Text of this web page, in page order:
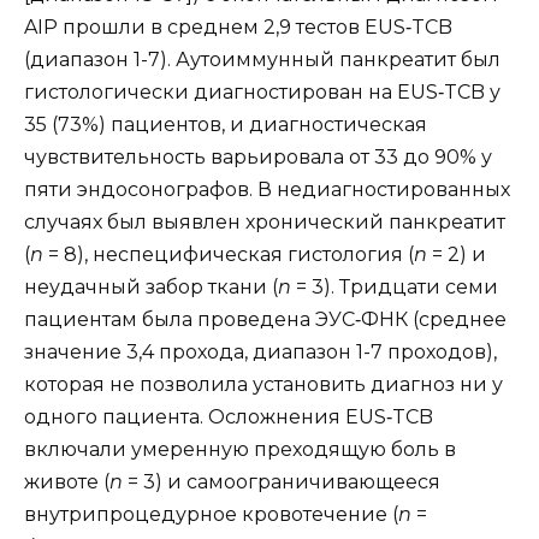
AIP прошли в среднем 2,9 тестов EUS‐TCB
(диапазон 1-7). Аутоиммунный панкреатит был
гистологически диагностирован на EUS‐TCB у
35 (73%) пациентов, и диагностическая
чувствительность варьировала от 33 до 90% у
пяти эндосонографов. В недиагностированных
случаях был выявлен хронический панкреатит
(n = 8), неспецифическая гистология (n = 2) и
неудачный забор ткани (n = 3). Тридцати семи
пациентам была проведена ЭУС‐ФНК (среднее
значение 3,4 прохода, диапазон 1-7 проходов),
которая не позволила установить диагноз ни у
одного пациента. Осложнения EUS‐TCB
включали умеренную преходящую боль в
животе (n = 3) и самоограничивающееся
внутрипроцедурное кровотечение (n =